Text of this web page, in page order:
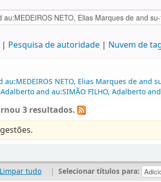
Pesquisa de autoridade Nuvem de
NETO, Elias Marques de
and au:SIMÃO FILHO, Adalberto
3 resultados.
Limpar tudo | Selecionar títulos para: